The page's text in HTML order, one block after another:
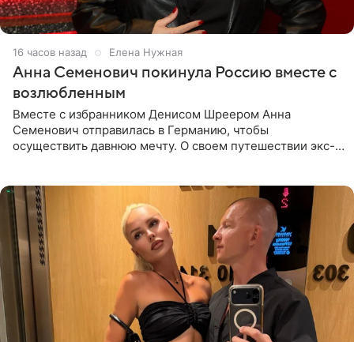
16 часов назад Елена Нужная
Анна Семенович покинула Россию вместе с
возлюбленным
Вместе с избранником Денисом Шреером Анна
Семенович отправилась в Германию, чтобы
осуществить давнюю мечту. О своем путешествии экс-